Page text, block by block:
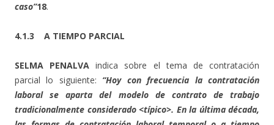
caso”18.
4.1.3 A TIEMPO PARCIAL
SELMA PENALVA indica sobre el tema de contratación
parcial lo siguiente: “Hoy con frecuencia la contratación
laboral se aparta del modelo de contrato de trabajo
tradicionalmente considerado <típico>. En la última década,